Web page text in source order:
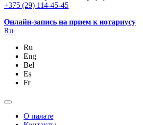
+375 (29) 114-45-45
Онлайн-запись на прием к нотариусу
Ru
Ru
Eng
Bel
Es
Fr
О палате